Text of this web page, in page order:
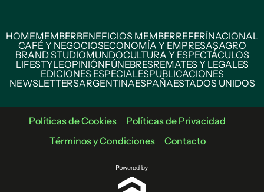
HOMEMEMBERBENEFICIOS MEMBERREFERÍNACIONAL
CAFÉ Y NEGOCIOSECONOMÍA Y EMPRESASAGRO
BRAND STUDIOMUNDOCULTURA Y ESPECTÁCULOS
LIFESTYLEOPINIÓNFÚNEBRESREMATES Y LEGALES
EDICIONES ESPECIALESPUBLICACIONES
NEWSLETTERSARGENTINAESPAÑAESTADOS UNIDOS
Políticas de Cookies
Políticas de Privacidad
Términos y Condiciones
Contacto